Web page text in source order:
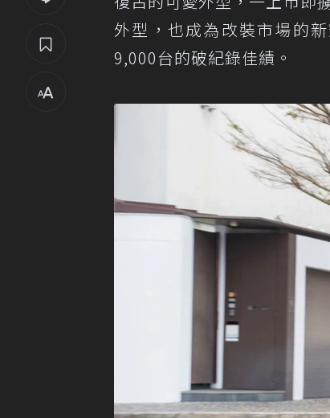
外型，也成為改裝市場的
9,000台的破紀錄佳績。